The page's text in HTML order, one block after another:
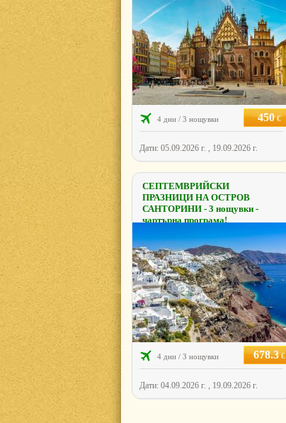
4 дни / 3 нощувки 450€
Дати: 05.09.2026 г. , 19.09.2026 г.
СЕПТЕМВРИЙСКИ
ПРАЗНИЦИ НА ОСТРОВ
САНТОРИНИ - 3 нощувки -
чартърна програма!
4 дни / 3 нощувки 678.3€
Дати: 04.09.2026 г. , 19.09.2026 г.